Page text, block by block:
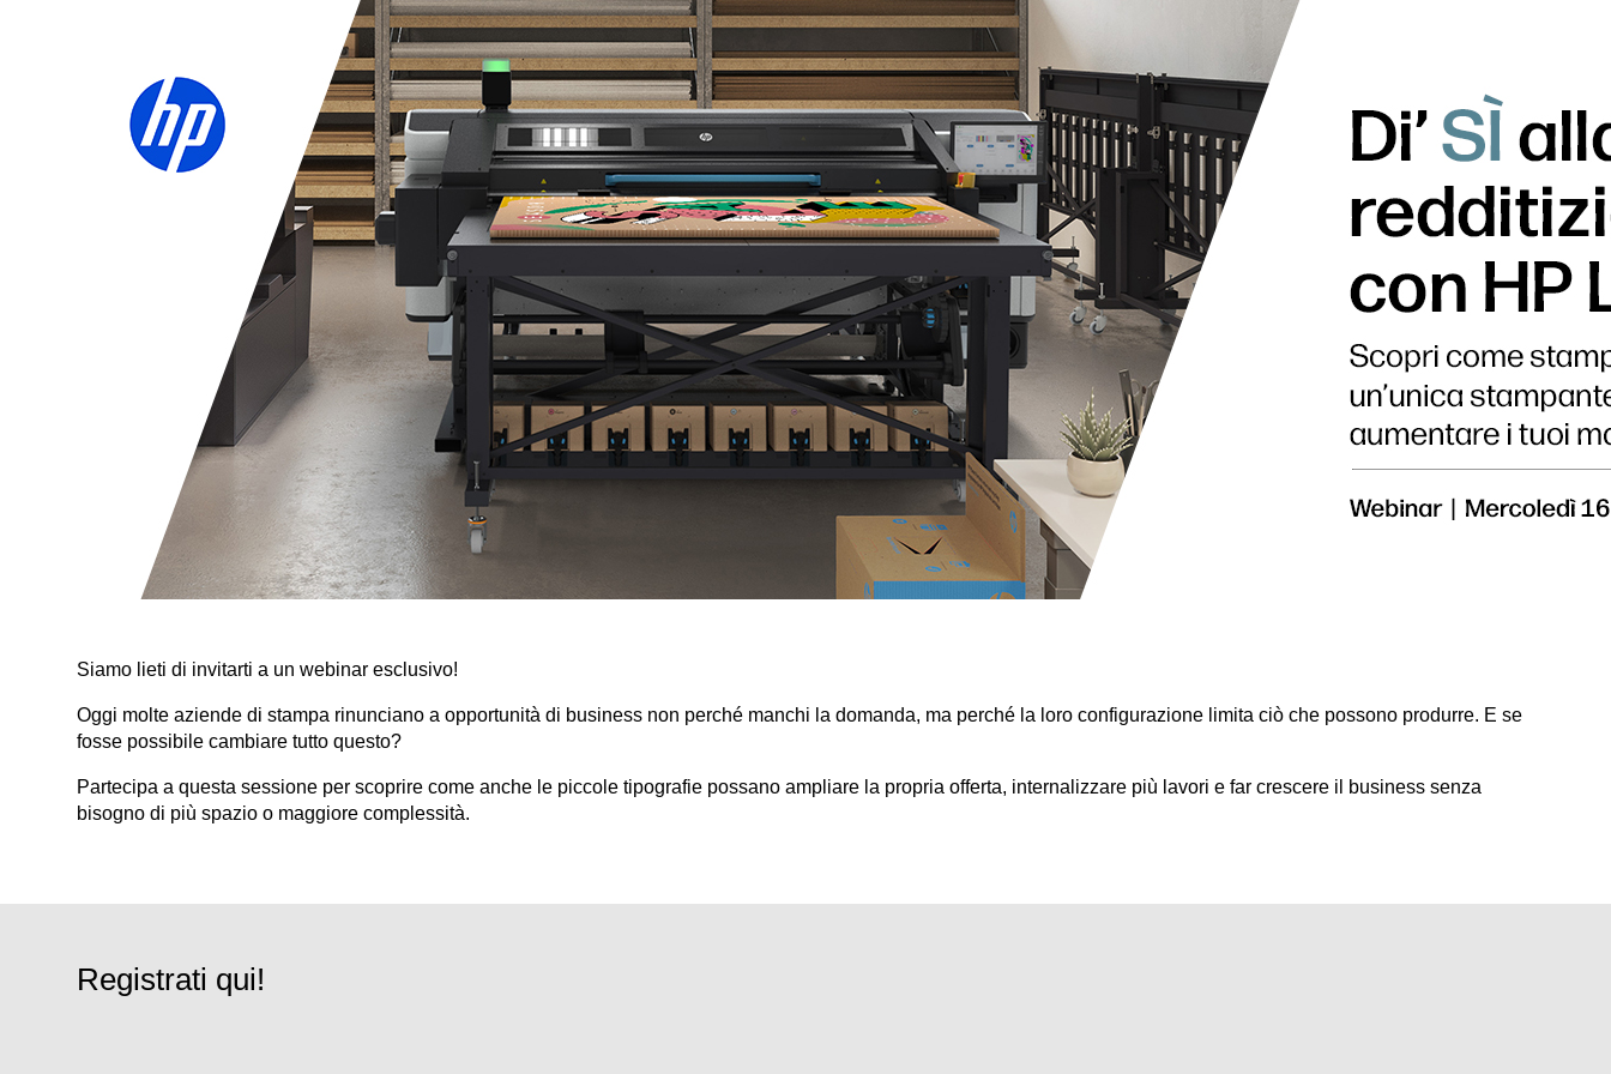
Siamo lieti di invitarti a un webinar esclusivo!
Oggi molte aziende di stampa rinunciano a opportunità di business non perché manchi la domanda, ma perché la loro configurazione limita ciò che possono produrre. E se
fosse possibile cambiare tutto questo?
Partecipa a questa sessione per scoprire come anche le piccole tipografie possano ampliare la propria offerta, internalizzare più lavori e far crescere il business senza
bisogno di più spazio o maggiore complessità.
Registrati qui!